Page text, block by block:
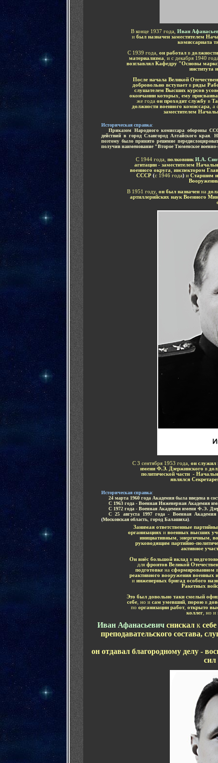
В конце 1937 года,
Иван
ибыл назначен заместителем
комиссариата
С 1939 года, он работал в
материализма , и с декабря 1940
возглавлял Кафедру "Основы
института
После начала Великой
добровольно вступаетв ряды
слушателем Высших курсов
окончании которых
ему
же года он проходит службу в
должности военного комиссара ,
заместителем
Историческая справка:
Приказом Народного комиссара обороны
действий в город Славгород Алтайского края
поэтому было принято решение
получив наименование "Второе Тюменское
С 1944 года, полковник И.А.
агитации - заместителем
военного округа
инспектором
СССР (с 1946 года) и Старшим
В1951 году, он был назначен на
артиллерийских наук Военного
С 3 сентября 1953 года, он служил
имени Ф.Э. Дзержинского в
политической части -
являлся
Историческая справка:
24 марта 1960 года Академия была введена в
С 1963 года - Военная Инженерная Академия
С 1972 года - Военная Академия имени Ф.Э.
С 25 августа 1997 года - Военная Академия
(Московская область город Балашиха)
Занимая ответственные
организациях и военных высших
инициативным
энергичным
руководящим партийно-
активное
Он внёс большой вклад в
дляфронтов Великой
подготовке на сформированном
реактивного вооружения военных
и инженерных бригад особого
Ракетных
Это был довольно таки смелый
себе, но и сам умевший, пороюв
по организации работ, открыто
коллег, но и
Иван Афанасьевич снискал к
преподавательского состава,
он отдавал благородному делу -